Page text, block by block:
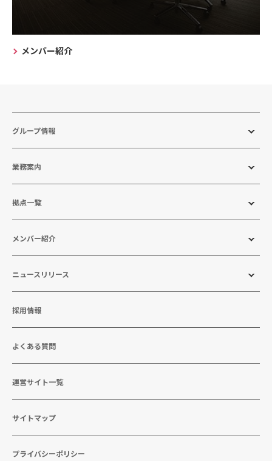
メンバー紹介
グループ情報
業務案内
拠点一覧
メンバー紹介
ニュースリリース
採用情報
よくある質問
運営サイト一覧
サイトマップ
プライバシーポリシー